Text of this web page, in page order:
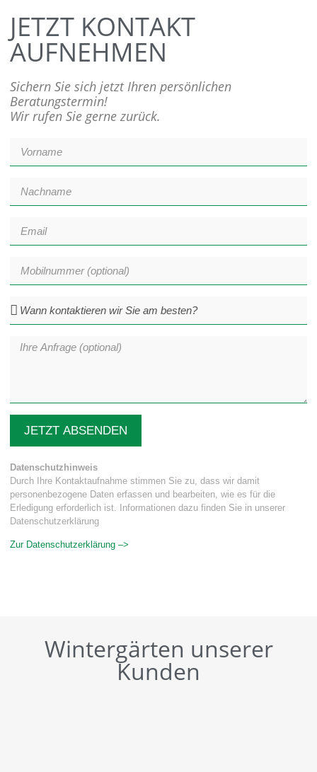
JETZT KONTAKT
AUFNEHMEN
Sichern Sie sich jetzt Ihren persönlichen
Beratungstermin!
Wir rufen Sie gerne zurück.
JETZT ABSENDEN
Datenschutzhinweis
Durch Ihre Kontaktaufnahme stimmen Sie zu, dass wir damit
personenbezogene Daten erfassen und bearbeiten, wie es für die
Erledigung erforderlich ist. Informationen dazu finden Sie in unserer
Datenschutzerklärung
Zur Datenschutzerklärung –>
Wintergärten unserer
Kunden